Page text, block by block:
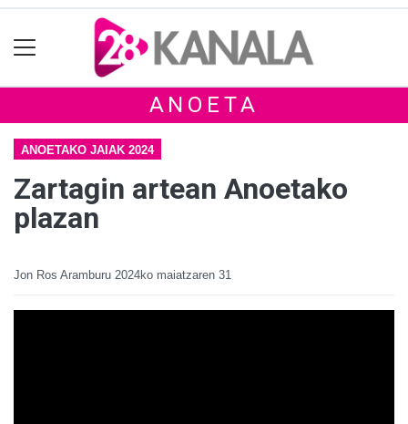
ANOETA
ANOETAKO JAIAK 2024
Zartagin artean Anoetako
plazan
Jon Ros Aramburu 2024ko maiatzaren 31